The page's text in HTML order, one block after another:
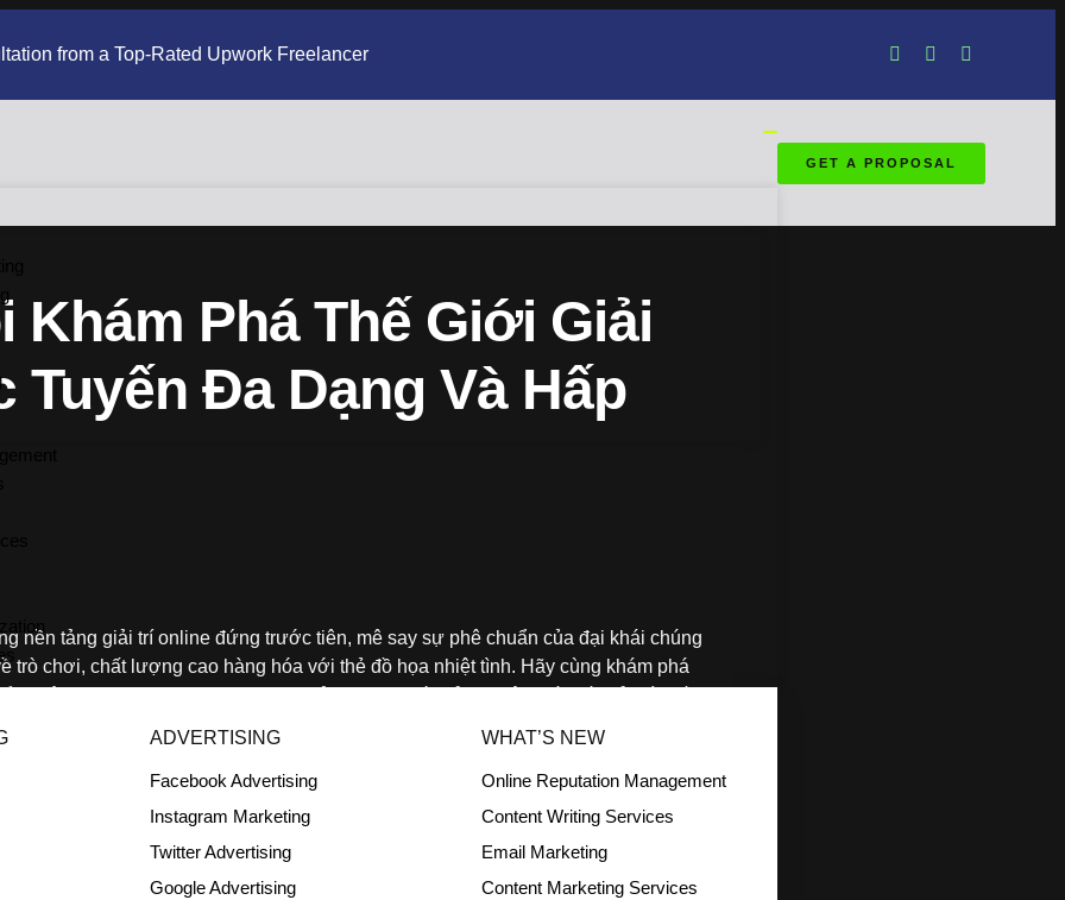
from a Top-Rated Upwork Freelancer
ADVERTISING
Facebook Advertising
Instagram Marketing
Twitter Advertising
Google Advertising
WHAT’S NEW
Online Reputation Management
Content Writing Services
Email Marketing
Content Marketing Services
GET A PROPOSAL
Khám Phá Thế Giới Giải
Tuyến Đa Dạng Và Hấp
nền tảng giải trí online đứng trước tiên, mê say sự phê chuẩn của đại khái chúng
trò chơi, chất lượng cao hàng hóa với thẻ đồ họa nhiệt tình. Hãy cùng khám phá
Trò Chơi Đa Dạng Và Hấp
jav moi